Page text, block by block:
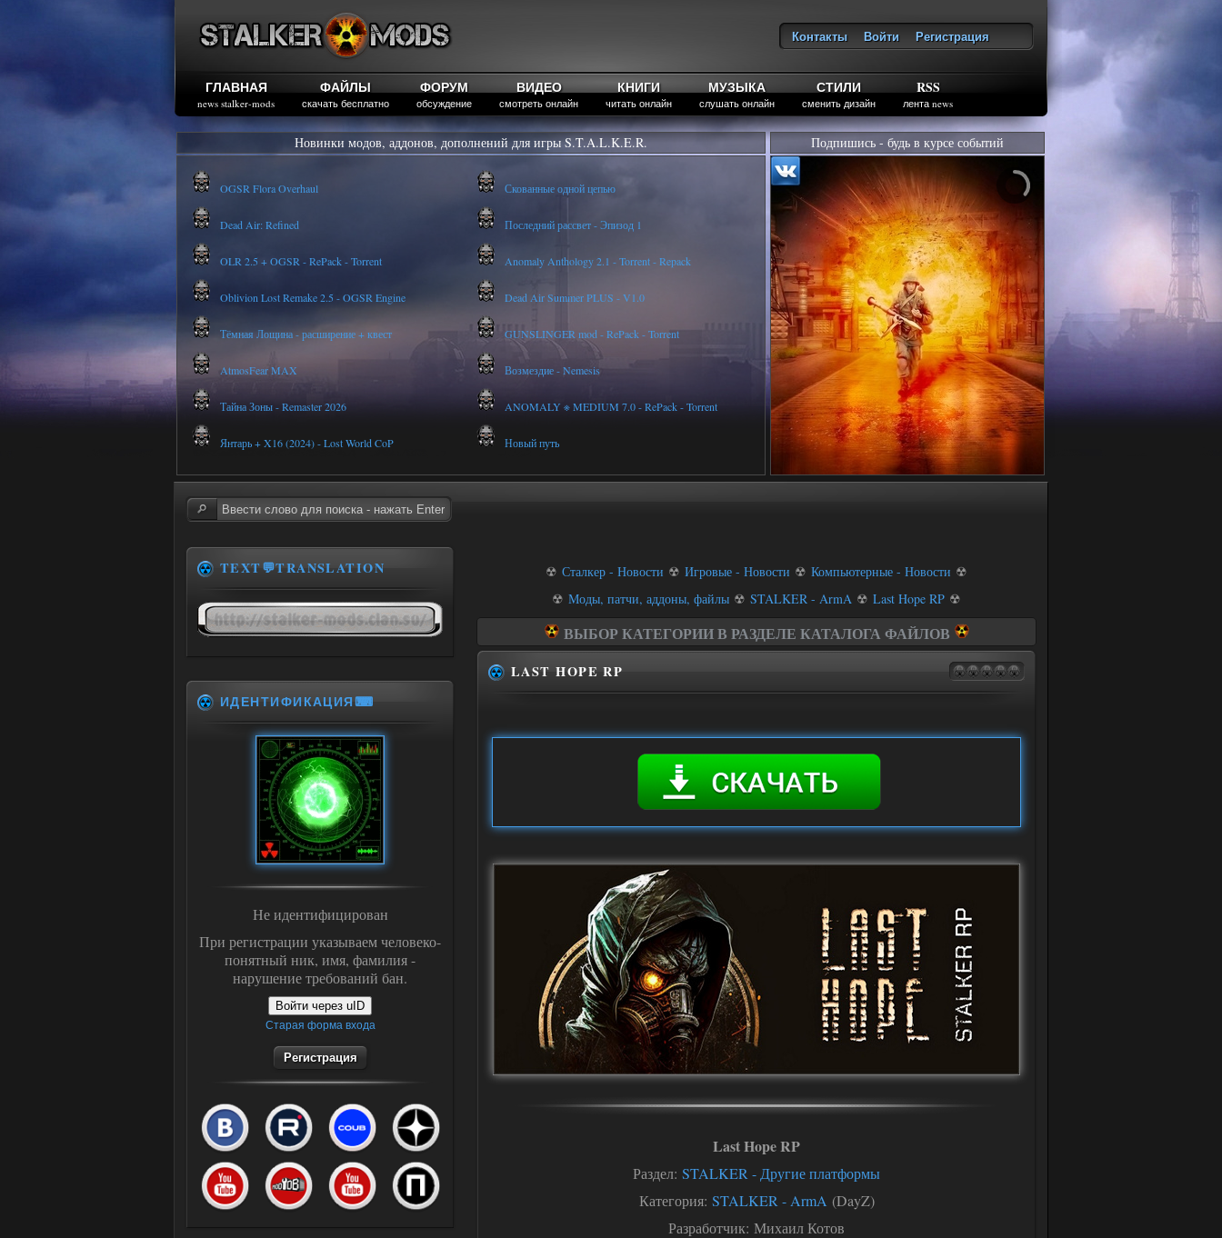
Контакты Войти
Регистрация
ГЛАВНАЯ
news stalker-mods
ФАЙЛЫ
скачать бесплатно
ФОРУМ
обсуждение
ВИДЕО
смотреть онлайн
КНИГИ
читать онлайн
МУЗЫКА
слушать онлайн
СТИЛИ
сменить дизайн
RSS
лента news
Новинки модов, аддонов, дополнений для игры S.T.A.L.K.E.R.
OGSR Flora Overhaul Скованные одной цепью
Dead Air: Refined Последний рассвет - Эпизод 1
OLR 2.5 + OGSR - RePack - Torrent Anomaly Anthology 2.1 - Torrent - Repack
Oblivion Lost Remake 2.5 - OGSR Engine Dead Air Summer PLUS - V1.0
Тёмная Лощина - расширение + квест GUNSLINGER mod - RePack - Torrent
AtmosFear MAX Возмездие - Nemesis
Тайна Зоны - Remaster 2026 ANOMALY ※ MEDIUM 7.0 - RePack - Torrent
Янтарь + X16 (2024) - Lost World CoP Новый путь
Подпишись - будь в курсе событий
☢ Сталкер - Новости ☢ Игровые - Новости ☢ Компьютерные - Новости ☢
☢ Моды, патчи, аддоны, файлы ☢ STALKER - ArmA ☢ Last Hope RP ☢
ВЫБОР КАТЕГОРИИ В РАЗДЕЛЕ КАТАЛОГА ФАЙЛОВ
STALKER - CryEngine
STALKER - Unity
STALKER - Другие игры
LAST HOPE RP
Last Hope RP
Раздел: STALKER - Другие платформы
Категория: STALKER - ArmA (DayZ)
Разработчик: Михаил Котов
TEXT💬TRANSLATION
ИДЕНТИФИКАЦИЯ⌨
Не идентифицирован
При регистрации указываем человеко-
понятный ник, имя, фамилия -
нарушение требований бан.
Войти через uID
Старая форма входа
Регистрация